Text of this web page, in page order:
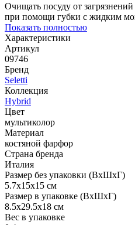
Очищать посуду от
при помощи губки с жидким
Показать полностью
Характеристики
Артикул
09746
Бренд
Seletti
Коллекция
Hybrid
Цвет
мультиколор
Материал
костяной фарфор
Страна бренда
Италия
Размер без упаковки (ВхШхГ)
5.7x15x15 см
Размер в упаковке (ВхШхГ)
8.5x29.5x18 см
Вес в упаковке